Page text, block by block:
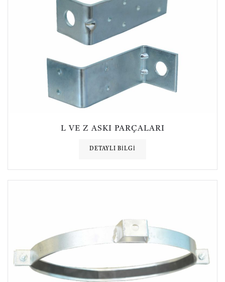
L VE Z ASKI PARÇALARI
DETAYLI BILGI